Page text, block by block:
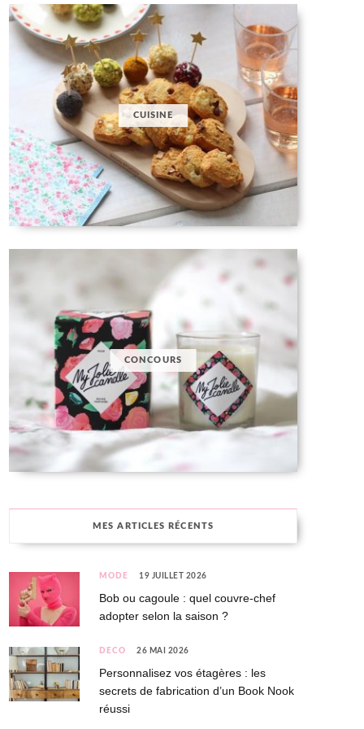
CUISINE
CONCOURS
MES ARTICLES RÉCENTS
MODE 19 JUILLET 2026
Bob ou cagoule : quel couvre-chef
adopter selon la saison ?
DÉCO 26 MAI 2026
Personnalisez vos étagères : les
secrets de fabrication d’un Book Nook
réussi